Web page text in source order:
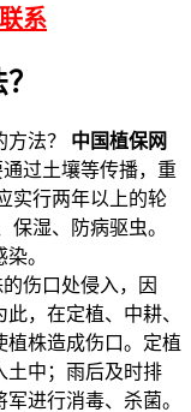
系
法？
中国植保网
过土壤等传播，重
实行两年以上的轮
湿、防病驱虫。
。
伤口处侵入，因
，在定植、中耕、
植株造成伤口。定植
土中；雨后及时排
进行消毒、杀菌。